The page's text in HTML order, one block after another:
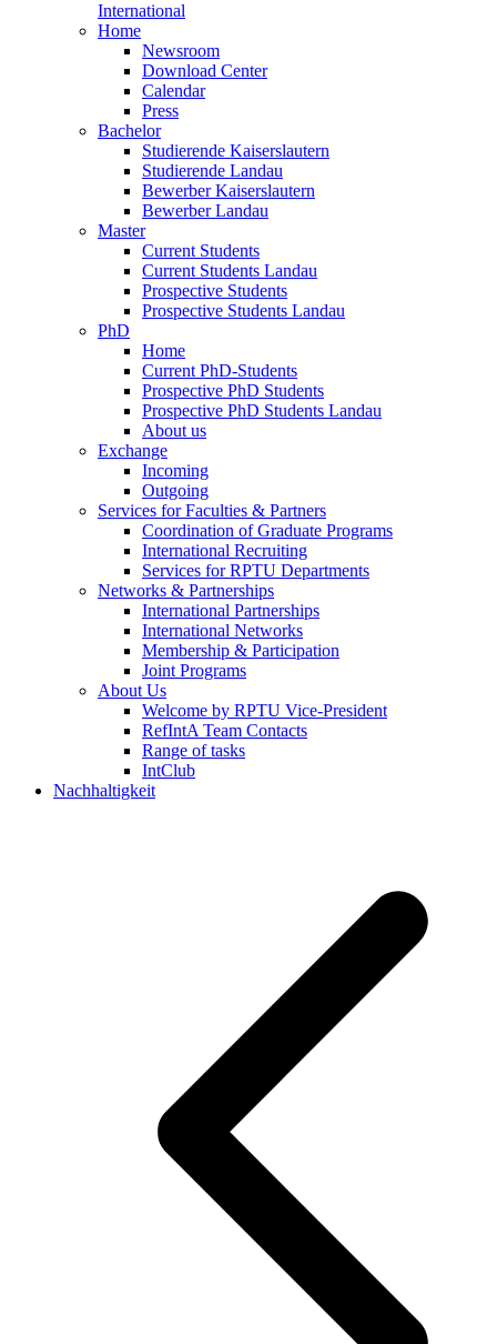
International
Home
Newsroom
Download Center
Calendar
Press
Bachelor
Studierende Kaiserslautern
Studierende Landau
Bewerber Kaiserslautern
Bewerber Landau
Master
Current Students
Current Students Landau
Prospective Students
Prospective Students Landau
PhD
Home
Current PhD-Students
Prospective PhD Students
Prospective PhD Students Landau
About us
Exchange
Incoming
Outgoing
Services for Faculties & Partners
Coordination of Graduate Programs
International Recruiting
Services for RPTU Departments
Networks & Partnerships
International Partnerships
International Networks
Membership & Participation
Joint Programs
About Us
Welcome by RPTU Vice-President
RefIntA Team Contacts
Range of tasks
IntClub
Nachhaltigkeit